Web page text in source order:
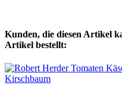
Kunden, die diesen Artikel
Artikel bestellt: